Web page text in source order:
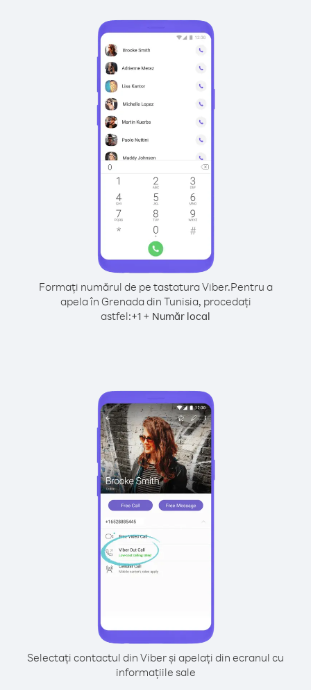
Formați numărul de pe tastatura Viber.Pentru a
apela în Grenada din Tunisia, procedați
astfel:+1 + Număr local
Selectați contactul din Viber și apelați din ecranul cu
informațiile sale